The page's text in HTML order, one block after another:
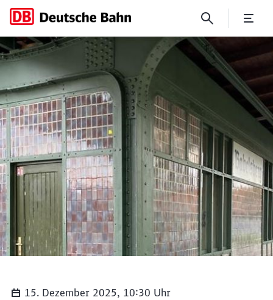
Denkmalgerechte
15. Dezember 2025, 10:30 Uhr